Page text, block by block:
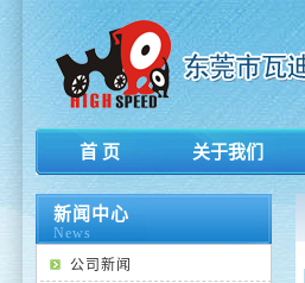
首 页 关于我们
新闻中心
News
公司新闻